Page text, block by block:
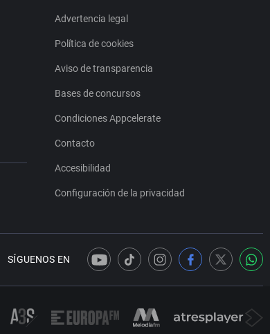
Advertencia legal
Política de cookies
Aviso de transparencia
Bases de concursos
Condiciones Appcelerate
Contacto
Accesibilidad
Configuración de la privacidad
SÍGUENOS EN